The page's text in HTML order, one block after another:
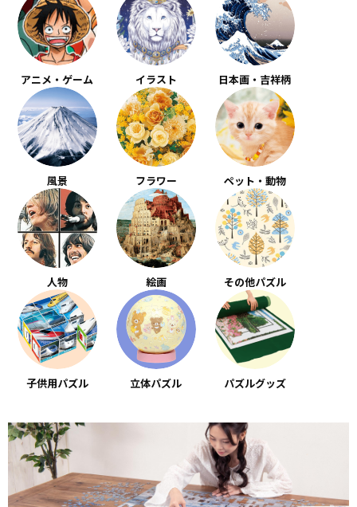
アニメ・ゲーム イラスト 日本画・吉祥柄
風景 フラワー ペット・動物
人物 絵画 その他パズル
子供用パズル 立体パズル パズルグッズ